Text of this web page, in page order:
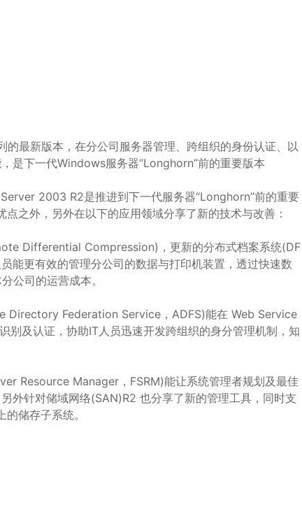
新版本，在分公司服务器管理、跨组织的身份认证、以
是下一代Windows服务器“Longhorn”前的重要版本
2003 R2是推进到下一代服务器“Longhorn”前的重要
之外，另外在以下的应用领域分享了新的技术与改善：
Differential Compression)，更新的分布式档案系统(DF
能更有效的管理分公司的数据与打印机装置，透过快速数
公司的运营成本。
Federation Service，ADFS)能在 Web Service
别及认证，协助IT人员迅速开发跨组织的身分管理机制，知
Resource Manager，FSRM)能让系统管理者规划及最佳
外针对储域网络(SAN)R2 也分享了新的管理工具，同时支
储存子系统。